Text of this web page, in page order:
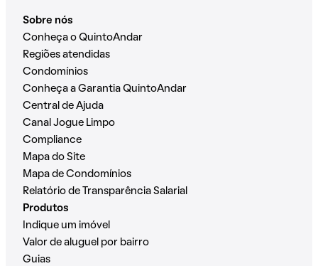
Sobre nós
Conheça o QuintoAndar
Regiões atendidas
Condomínios
Conheça a Garantia QuintoAndar
Central de Ajuda
Canal Jogue Limpo
Compliance
Mapa do Site
Mapa de Condomínios
Relatório de Transparência Salarial
Produtos
Indique um imóvel
Valor de aluguel por bairro
Guias